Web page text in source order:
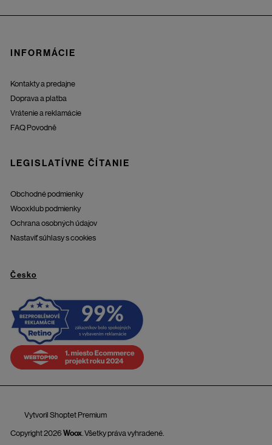
INFORMÁCIE
Kontakty a predajne
Doprava a platba
Vrátenie a reklamácie
FAQ Povodně
LEGISLATÍVNE ČÍTANIE
Obchodné podmienky
Wooxklub podmienky
Ochrana osobných údajov
Nastaviť súhlasy s cookies
Česko
Vytvoril Shoptet Premium
Copyright 2026 Woox. Všetky práva vyhradené.